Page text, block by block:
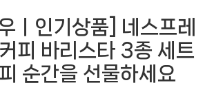
ㅣ인기상품] 네스프레
피 바리스타 3종 세트
순간을 선물하세요